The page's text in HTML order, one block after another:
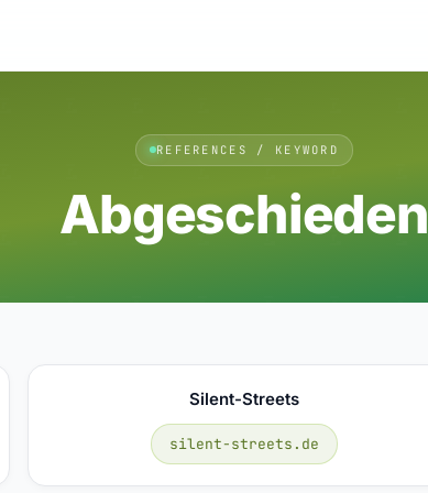
REFERENCES / KEYWORD
Abgeschieden
Silent-Streets
silent-streets.de